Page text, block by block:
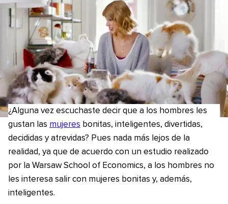
¿Alguna vez escuchaste decir que a los hombres les
gustan las mujeres bonitas, inteligentes, divertidas,
decididas y atrevidas? Pues nada más lejos de la
realidad, ya que de acuerdo con un estudio realizado
por la Warsaw School of Economics, a los hombres no
les interesa salir con mujeres bonitas y, además,
inteligentes.